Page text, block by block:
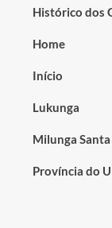
Histórico dos
Home
Início
Lukunga
Milunga
Província do